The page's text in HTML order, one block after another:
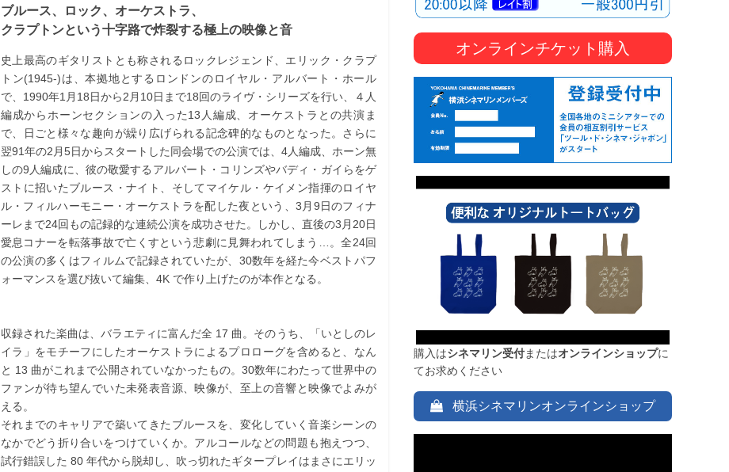
ブルース、ロック、オーケストラ、
クラプトンという十字路で炸裂する極上の映像と音
史上最高のギタリストとも称されるロックレジェンド、エリック・クラプ
トン(1945-)は、本拠地とするロンドンのロイヤル・アルバート・ホール
で、1990年1月18日から2月10日まで18回のライヴ・シリーズを行い、４人
編成からホーンセクションの入った13人編成、オーケストラとの共演ま
で、日ごと様々な趣向が繰り広げられる記念碑的なものとなった。さらに
翌91年の2月5日からスタートした同会場での公演では、4人編成、ホーン無
しの9人編成に、彼の敬愛するアルバート・コリンズやバディ・ガイらをゲ
ストに招いたブルース・ナイト、そしてマイケル・ケイメン指揮のロイヤ
ル・フィルハーモニー・オーケストラを配した夜という、3月9日のフィナ
ーレまで24回もの記録的な連続公演を成功させた。しかし、直後の3月20日
愛息コナーを転落事故で亡くすという悲劇に見舞われてしまう…。全24回
の公演の多くはフィルムで記録されていたが、30数年を経た今ベストパフ
ォーマンスを選び抜いて編集、4K で作り上げたのが本作となる。
収録された楽曲は、バラエティに富んだ全 17 曲。そのうち、「いとしのレ
イラ」をモチーフにしたオーケストラによるプロローグを含めると、なん
と 13 曲がこれまで公開されていなかったもの。30数年にわたって世界中の
ファンが待ち望んでいた未発表音源、映像が、至上の音響と映像でよみが
える。
それまでのキャリアで築いてきたブルースを、変化していく音楽シーンの
なかでどう折り合いをつけていくか。アルコールなどの問題も抱えつつ、
試行錯誤した 80 年代から脱却し、吹っ切れたギタープレイはまさにエリッ
オンラインチケット購入
購入はシネマリン受付またはオンラインショップに
てお求めください
横浜シネマリンオンラインショップ